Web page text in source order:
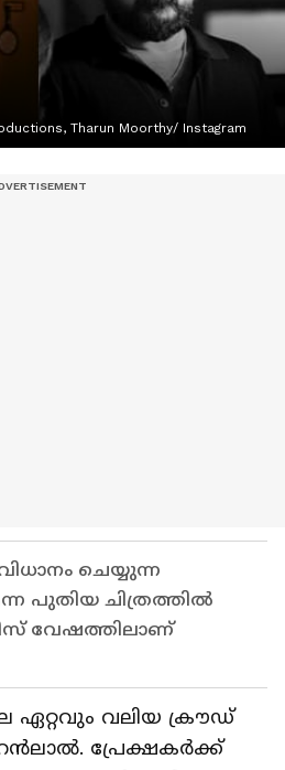
Tharun Moorthy/ Instagram
ചെയ്യുന്ന
പുതിയ ചിത്രത്തിൽ
വേഷത്തിലാണ്
ഏറ്റവും വലിയ ക്രൗഡ്
പ്രേക്ഷകര്‍ക്ക്